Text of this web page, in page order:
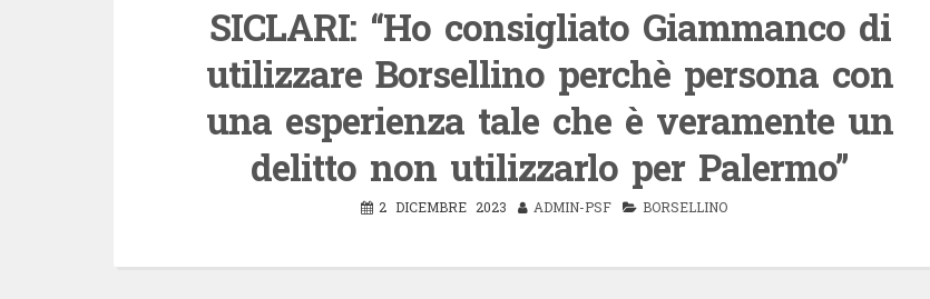
SICLARI: “Ho consigliato Giammanco di
utilizzare Borsellino perchè persona con
una esperienza tale che è veramente un
delitto non utilizzarlo per Palermo”
2 DICEMBRE 2023 ADMIN-PSF BORSELLINO